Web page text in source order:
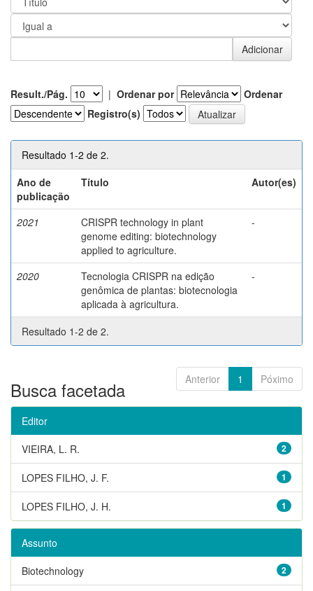
Result./Pág. | Ordenar por
Ordenar
Registro(s)
Resultado 1-2 de 2.
Ano de
publicação
Título Autor(es)
2021
CRISPR technology in plant
genome editing: biotechnology
applied to agriculture.
-
2020
Tecnologia CRISPR na edição
genômica de plantas: biotecnologia
aplicada à agricultura.
-
Resultado 1-2 de 2.
Anterior 1 Póximo
Busca facetada
Editor
2
VIEIRA, L. R.
1
LOPES FILHO, J. F.
1
LOPES FILHO, J. H.
Assunto
2
Biotechnology